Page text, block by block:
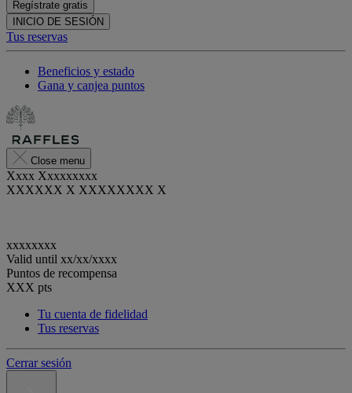
Regístrate gratis
INICIO DE SESIÓN
Tus reservas
Beneficios y estado
Gana y canjea puntos
Close menu
Xxxx Xxxxxxxxx
XXXXXX X XXXXXXXX X
xxxxxxxx
Valid until xx/xx/xxxx
Puntos de recompensa
XXX pts
Tu cuenta de fidelidad
Tus reservas
Cerrar sesión